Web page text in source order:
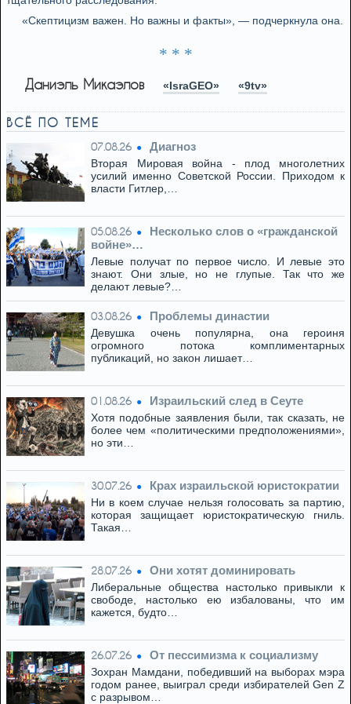
«Скептицизм важен. Но важны и факты», — подчеркнула она.
* * *
Даниэль Микаэлов «IsraGEO» «9tv»
ВСЁ ПО ТЕМЕ
07.08.26 Диагноз
Вторая Мировая война - плод многолетних
усилий именно Советской России. Приходом к
власти Гитлер,…
05.08.26
Несколько слов о «гражданской
войне»…
Левые получат по первое число. И левые это
знают. Они злые, но не глупые. Так что же
делают левые?…
03.08.26 Проблемы династии
Девушка очень популярна, она героиня
огромного потока комплиментарных
публикаций, но закон лишает…
01.08.26 Израильский след в Сеуте
Хотя подобные заявления были, так сказать, не
более чем «политическими предположениями»,
но эти…
30.07.26 Крах израильской юристократии
Ни в коем случае нельзя голосовать за партию,
которая защищает юристократическую гниль.
Такая…
28.07.26 Они хотят доминировать
Либеральные общества настолько привыкли к
свободе, настолько ею избалованы, что им
кажется, будто…
26.07.26 От пессимизма к социализму
Зохран Мамдани, победивший на выборах мэра
годом ранее, выиграл среди избирателей Gen Z
с разрывом…